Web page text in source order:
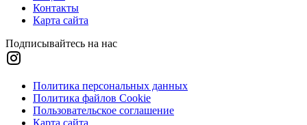
Контакты
Карта сайта
Подписывайтесь на нас
Политика персональных данных
Политика файлов Cookie
Пользовательское соглашение